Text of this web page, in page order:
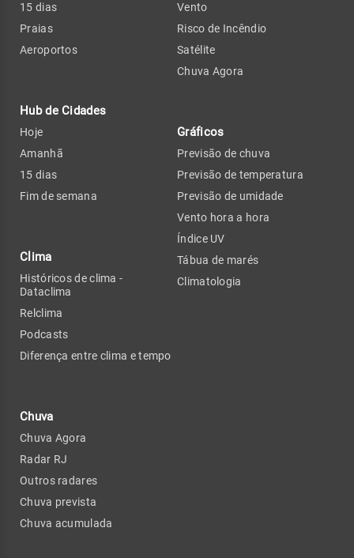
15 dias
Praias
Aeroportos
Hub de Cidades
Hoje
Amanhã
15 dias
Fim de semana
Clima
Históricos de clima -
Dataclima
Relclima
Podcasts
Diferença entre clima e tempo
Chuva
Chuva Agora
Radar RJ
Outros radares
Chuva prevista
Chuva acumulada
Vento
Risco de Incêndio
Satélite
Chuva Agora
Gráficos
Previsão de chuva
Previsão de temperatura
Previsão de umidade
Vento hora a hora
Índice UV
Tábua de marés
Climatologia